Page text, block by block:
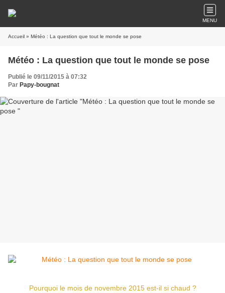
MENU
Accueil » Météo : La question que tout le monde se pose
Météo : La question que tout le monde se pose
Publié le 09/11/2015 à 07:32
Par Papy-bougnat
Pourquoi le mois de novembre 2015 est-il si chaud ?